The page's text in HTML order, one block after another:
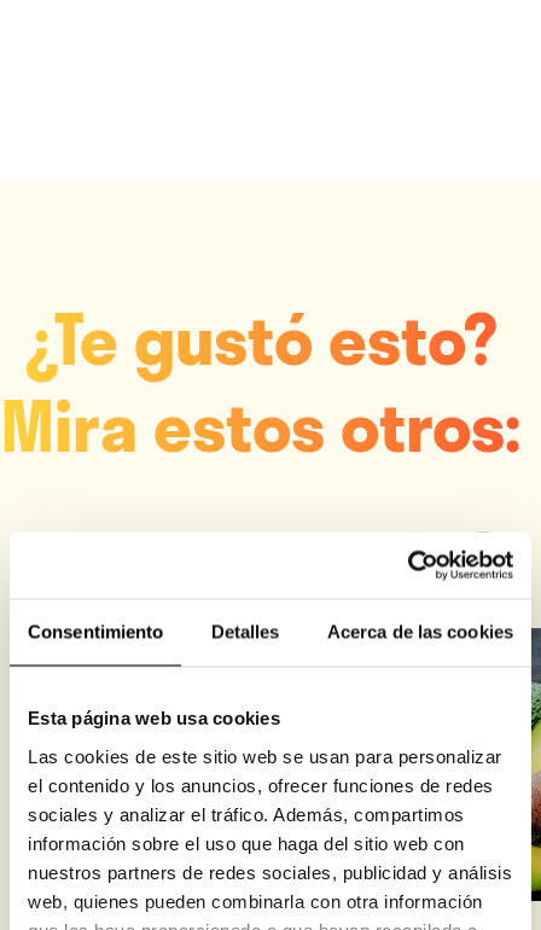
Consentimiento Detalles Acerca de las cookies
Esta página web usa cookies
Las cookies de este sitio web se usan para personalizar
el contenido y los anuncios, ofrecer funciones de redes
sociales y analizar el tráfico. Además, compartimos
información sobre el uso que haga del sitio web con
nuestros partners de redes sociales, publicidad y análisis
web, quienes pueden combinarla con otra información
¿Te gustó esto?
Mira estos otros: